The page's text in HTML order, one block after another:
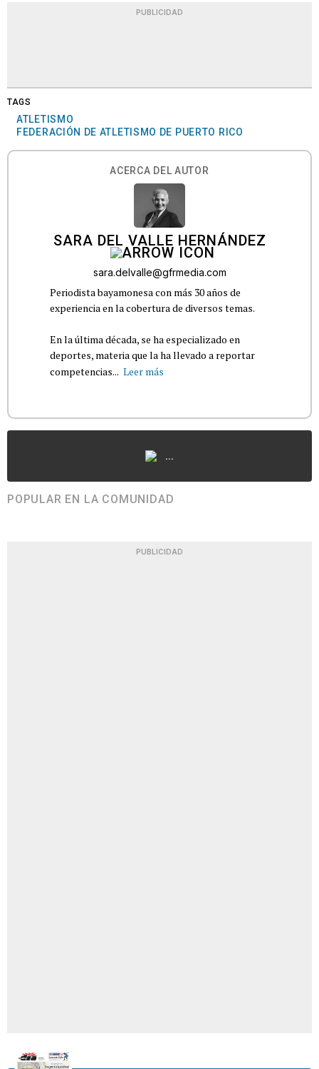
PUBLICIDAD
TAGS
ATLETISMO
FEDERACIÓN DE ATLETISMO DE PUERTO RICO
ACERCA DEL AUTOR
SARA DEL VALLE HERNÁNDEZ
sara.delvalle@gfrmedia.com
Periodista bayamonesa con más 30 años de
experiencia en la cobertura de diversos temas.
En la última década, se ha especializado en
deportes, materia que la ha llevado a reportar
competencias... Leer más
...
POPULAR EN LA COMUNIDAD
PUBLICIDAD